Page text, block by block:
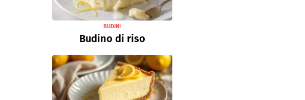
BUDINI
Budino di riso